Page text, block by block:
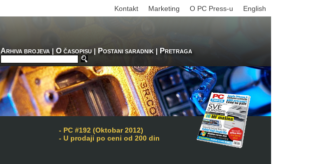
English
O PC Press-u
Marketing
Kontakt
ARHIVA BROJEVA| O ČASOPISU| POSTANI SARADNIK| PRETRAGA
- PC #192 (Oktobar 2012)
- U prodaji po ceni od 200 din